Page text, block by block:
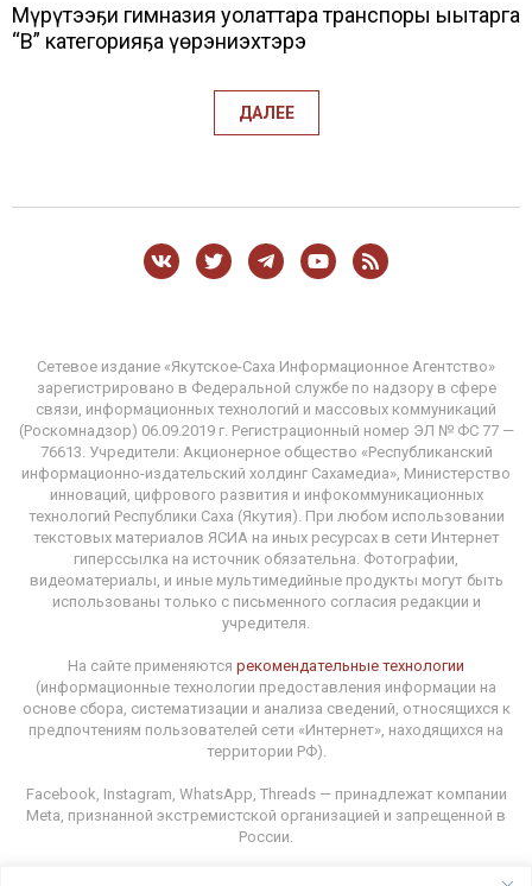
Мүрүтээҕи гимназия уолаттара транспоры ыытарга
“В” категорияҕа үөрэниэхтэрэ
ДАЛЕЕ
Сетевое издание «Якутское-Саха Информационное Агентство»
зарегистрировано в Федеральной службе по надзору в сфере
связи, информационных технологий и массовых коммуникаций
(Роскомнадзор) 06.09.2019 г. Регистрационный номер ЭЛ № ФС 77 —
76613. Учредители: Акционерное общество «Республиканский
информационно-издательский холдинг Сахамедиа», Министерство
инноваций, цифрового развития и инфокоммуникационных
технологий Республики Саха (Якутия). При любом использовании
текстовых материалов ЯСИА на иных ресурсах в сети Интернет
гиперссылка на источник обязательна. Фотографии,
видеоматериалы, и иные мультимедийные продукты могут быть
использованы только с письменного согласия редакции и
учредителя.
На сайте применяются рекомендательные технологии
(информационные технологии предоставления информации на
основе сбора, систематизации и анализа сведений, относящихся к
предпочтениям пользователей сети «Интернет», находящихся на
территории РФ).
Facebook, Instagram, WhatsApp, Threads — принадлежат компании
Meta, признанной экстремистской организацией и запрещенной в
России.